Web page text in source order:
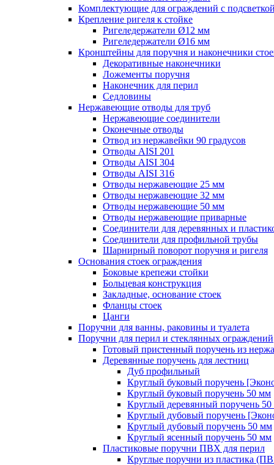
Комплектующие для ограждений с подсветкой
Крепление ригеля к стойке
Ригеледержатели Ø12 мм
Ригеледержатели Ø16 мм
Кронштейны для поручня и наконечники
Декоративные наконечники
Ложементы поручня
Наконечник для перил
Седловины
Нержавеющие отводы для труб
Нержавеющие соединители
Оконечные отводы
Отвод из нержавейки 90 градусов
Отводы AISI 201
Отводы AISI 304
Отводы AISI 316
Отводы нержавеющие 25 мм
Отводы нержавеющие 32 мм
Отводы нержавеющие 50 мм
Отводы нержавеющие приварные
Соединители для деревянных и
Соединители для профильной трубы
Шарнирный поворот поручня и ригеля
Основания стоек ограждения
Боковые крепежи стойки
Больцевая конструкция
Закладные, основание стоек
Фланцы стоек
Цанги
Поручни для ванны, раковины и туалета
Поручни для перил и стеклянных ограждений
Готовый пристенный поручень из
Деревянные поручень для лестниц
Дуб профильный
Круглый буковый поручень
Круглый буковый поручень 50 мм
Круглый деревянный поручень
Круглый дубовый поручень
Круглый дубовый поручень 50 мм
Круглый ясенный поручень 50 мм
Пластиковые поручни ПВХ для перил
Круглые поручни из пластика